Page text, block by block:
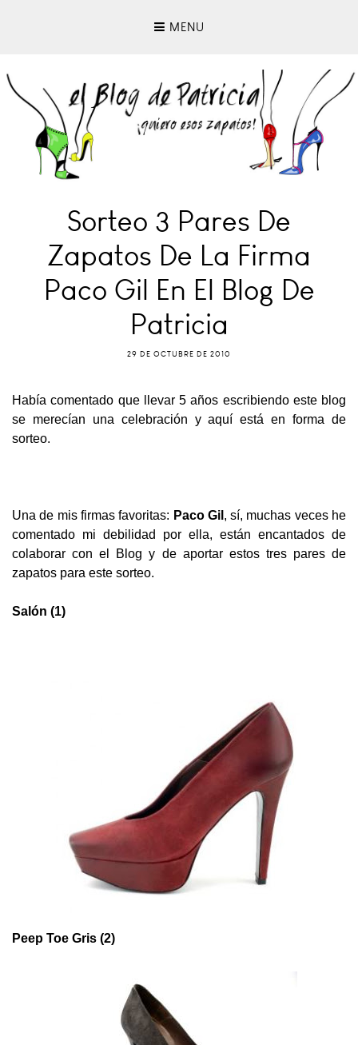
MENU
Sorteo 3 Pares De
Zapatos De La Firma
Paco Gil En El Blog De
Patricia
29 DE OCTUBRE DE 2010
Había comentado que llevar 5 años escribiendo este blog
se merecían una celebración y aquí está en forma de
sorteo.
Una de mis firmas favoritas: Paco Gil , sí, muchas veces he
comentado mi debilidad por ella, están encantados de
colaborar con el Blog y de aportar estos tres pares de
zapatos para este sorteo.
Salón (1)
Peep Toe Gris (2)